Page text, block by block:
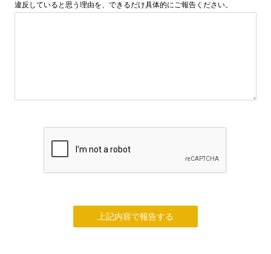
違反していると思う理由を、できるだけ具体的にご報告ください。
上記内容で報告する